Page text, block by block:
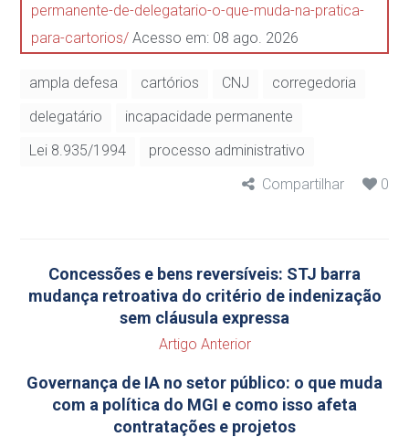
permanente-de-delegatario-o-que-muda-na-pratica-
para-cartorios/ Acesso em: 08 ago. 2026
ampla defesa cartórios CNJ
corregedoria
delegatário
incapacidade permanente
Lei 8.935/1994
processo administrativo
Compartilhar
0
Concessões e bens reversíveis: STJ barra
mudança retroativa do critério de indenização
sem cláusula expressa
Artigo Anterior
Governança de IA no setor público: o que muda
com a política do MGI e como isso afeta
contratações e projetos